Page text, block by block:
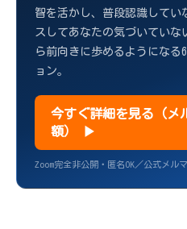
智を活かし、普段認識してい
スしてあなたの気づいていな
ら前向きに歩めるようになる
ョン。
今すぐ詳細を見る（メ
額） ▶
Zoom完全非公開・匿名OK／公式メル